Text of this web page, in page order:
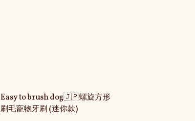
Easy to brush dog🇯🇵螺旋方形
刷毛寵物牙刷 (迷你款)